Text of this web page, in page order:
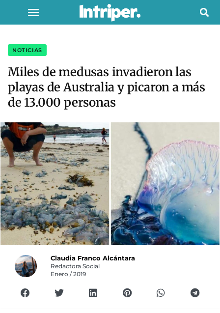
NOTICIAS
Miles de medusas invadieron las
playas de Australia y picaron a más
de 13.000 personas
Claudia Franco Alcántara
Redactora Social
Enero / 2019